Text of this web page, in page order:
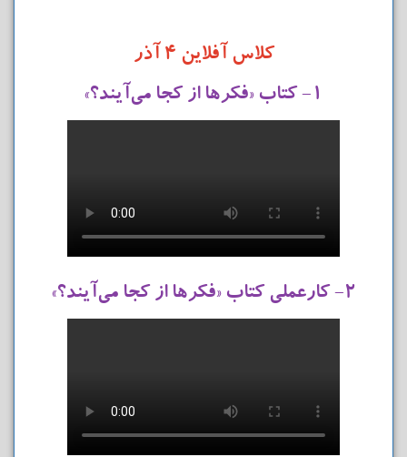
کلاس آفلاین ۴ آذر
۱- کتاب «فکرها از کجا می‌آیند؟»
۲- کارعملی کتاب «فکرها از کجا می‌آیند؟»